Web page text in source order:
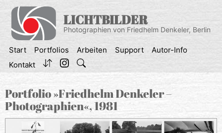
Inhalt
springen
LICHTBILDER
Photographien von Friedhelm Denkeler, Berlin
Start Portfolios Arbeiten Support
Autor-Info
Kontakt
Portfolio »Friedhelm Denkeler –
Photographien«, 1981